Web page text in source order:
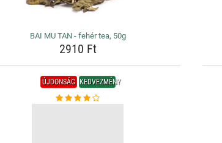
BAI MU TAN - fehér tea, 50g
2910 Ft
ÚJDONSÁG KEDVEZMÉNY